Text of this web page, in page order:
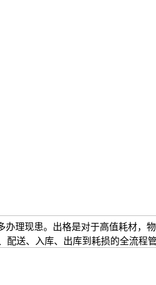
理现患。出格是对于高值耗材，
送、入库、出库到耗损的全流程